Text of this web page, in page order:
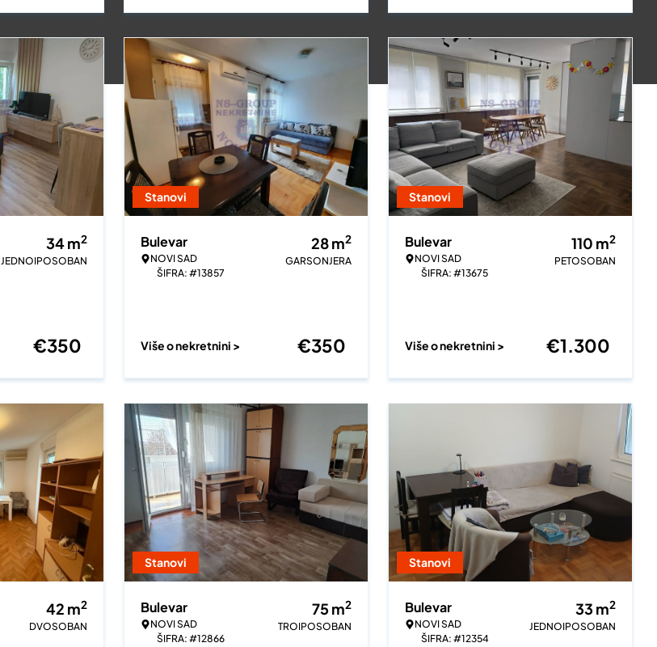
34m2
JEDNOIPOSOBAN
€350
Stanovi
Bulevar
NOVI SAD
ŠIFRA: #13857
28m2
GARSONJERA
Više o nekretnini > €350
Stanovi
Bulevar
NOVI SAD
ŠIFRA: #13675
110 m2
PETOSOBAN
Više o nekretnini > €1.300
42 m2
DVOSOBAN
Stanovi
Bulevar
NOVI SAD
ŠIFRA: #12866
75m2
TROIPOSOBAN
Stanovi
Bulevar
NOVI SAD
ŠIFRA: #12354
33 m2
JEDNOIPOSOBAN